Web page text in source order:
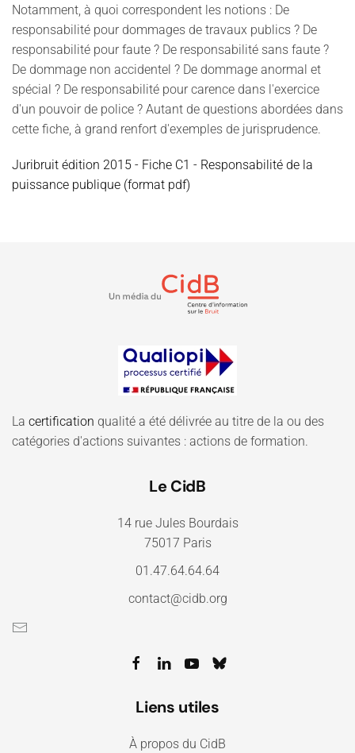
Notamment, à quoi correspondent les notions : De
responsabilité pour dommages de travaux publics ? De
responsabilité pour faute ? De responsabilité sans faute ?
De dommage non accidentel ? De dommage anormal et
spécial ? De responsabilité pour carence dans l'exercice
d'un pouvoir de police ? Autant de questions abordées dans
cette fiche, à grand renfort d'exemples de jurisprudence.
Juribruit édition 2015 - Fiche C1 - Responsabilité de la
puissance publique (format pdf)
La certification qualité a été délivrée au titre de la ou des
catégories d'actions suivantes : actions de formation.
Le CidB
14 rue Jules Bourdais
75017 Paris
01.47.64.64.64
contact@cidb.org
Liens utiles
À propos du CidB